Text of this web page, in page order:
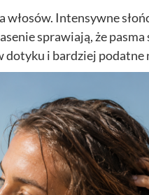
włosów. Intensywne
sprawiają, że pasma
i bardziej podatne